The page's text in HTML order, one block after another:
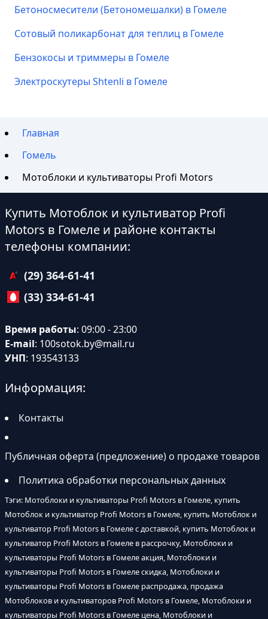
Бетоносмесители (Бетономешалки) в Гомеле
Сотовый поликарбонат для теплиц в Гомеле
Бензокосы и триммеры в Гомеле
Электроскутеры Shtenli в Гомеле
Главная
Гомель
Мотоблоки и культиваторы Profi Motors
Купить Мотоблок и культиватор Profi
Motors в Гомеле и районе контакты
телефоны компании:
(29) 364-61-41
(33) 334-61-41
Время работы: 09:00 - 23:00
E-mail: 100sotok.by@mail.ru
УНП: 193543133
Информация:
Контакты
Публичная оферта (предложение) о продаже товаров
Политика обработки персональных данных
Тэги: Мотоблоки и культиваторы Profi Motors в Гомеле, купить
Мотоблок и культиватор Profi Motors в Гомеле, купить Мотоблок и
культиватор Profi Motors в Гомеле с доставкой, купить Мотоблок и
культиватор Profi Motors в Гомеле в рассрочку, Мотоблоки и
культиваторы Profi Motors в Гомеле акция, Мотоблоки и
культиваторы Profi Motors в Гомеле скидка, Мотоблоки и
культиваторы Profi Motors в Гомеле распродажа, продажа
Мотоблоков и культиваторов Profi Motors в Гомеле, Мотоблоки и
культиваторы Profi Motors в Гомеле цена, Мотоблоки и